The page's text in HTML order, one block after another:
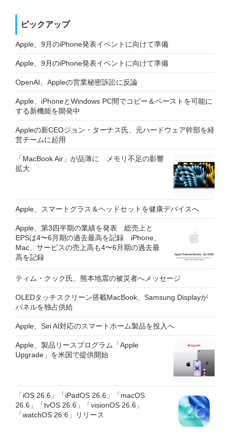
ピックアップ
Apple、9月のiPhone発表イベントに向けて準備
Apple、9月のiPhone発表イベントに向けて準備
OpenAI、Appleの営業秘密訴訟に反論
Apple、iPhoneとWindows PC間でコピー＆ペーストを可能に
する新機能を開発中
Appleの新CEOジョン・ターナス氏、元ハードウェア幹部を経
営チームに起用
「MacBook Air」が品薄に メモリ不足の影響
拡大
Apple、スマートグラス＆ヘッドセットを健康デバイスへ
Apple、第3四半期の業績を発表 総売上と
EPSは4〜6月期の過去最高を記録 iPhone、
Mac、サービスの売上高も4〜6月期の過去最
高を記録
ティム・クック氏、熊本地震の被災者へメッセージ
OLEDタッチスクリーン搭載MacBook、Samsung Displayが
パネルを独占供給
Apple、Siri AI対応のスマートホーム製品を投入へ
Apple、製品リースプログラム「Apple
Upgrade」を米国で提供開始
「iOS 26.6」「iPadOS 26.6」「macOS
26.6」「tvOS 26.6」「visionOS 26.6」
「watchOS 26.6」リリース